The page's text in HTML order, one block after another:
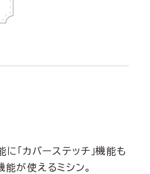
に「カバーステッチ」機能も
能が使えるミシン。